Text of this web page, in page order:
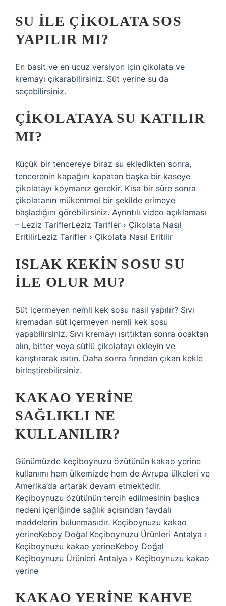
SU ILE ÇIKOLATA SOS
YAPILIR MI?
En basit ve en ucuz versiyon için çikolata ve
kremayı çıkarabilirsiniz. Süt yerine su da
seçebilirsiniz.
ÇIKOLATAYA SU KATILIR
MI?
Küçük bir tencereye biraz su ekledikten sonra,
tencerenin kapağını kapatan başka bir kaseye
çikolatayı koymanız gerekir. Kısa bir süre sonra
çikolatanın mükemmel bir şekilde erimeye
başladığını görebilirsiniz. Ayrıntılı video açıklaması
– Leziz TariflerLeziz Tarifler › Çikolata Nasıl
EritilirLeziz Tarifler › Çikolata Nasıl Eritilir
ISLAK KEKIN SOSU SU
ILE OLUR MU?
Süt içermeyen nemli kek sosu nasıl yapılır? Sıvı
kremadan süt içermeyen nemli kek sosu
yapabilirsiniz. Sıvı kremayı ısıttıktan sonra ocaktan
alın, bitter veya sütlü çikolatayı ekleyin ve
karıştırarak ısıtın. Daha sonra fırından çıkan kekle
birleştirebilirsiniz.
KAKAO YERINE
SAĞLIKLI NE
KULLANILIR?
Günümüzde keçiboynuzu özütünün kakao yerine
kullanımı hem ülkemizde hem de Avrupa ülkeleri ve
Amerika’da artarak devam etmektedir.
Keçiboynuzu özütünün tercih edilmesinin başlıca
nedeni içeriğinde sağlık açısından faydalı
maddelerin bulunmasıdır. Keçiboynuzu kakao
yerineKeboy Doğal Keçiboynuzu Ürünleri Antalya ›
Keçiboynuzu kakao yerineKeboy Doğal
Keçiboynuzu Ürünleri Antalya › Keçiboynuzu kakao
yerine
KAKAO YERINE KAHVE